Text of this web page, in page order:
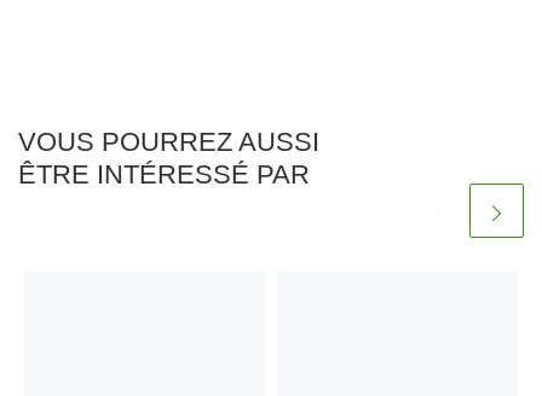
VOUS POURREZ AUSSI
ÊTRE INTÉRESSÉ PAR